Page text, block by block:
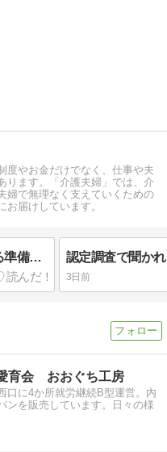
度やお金だけでなく、仕事や夫
ります。「介護夫婦」では、介
婦で無理なく支えていくための
届けしています。
主治医意見書とは？家族ができる準備と伝え方
3日前
育会 おおぐち工房
口に4か所就労継続B型運営。内
ンを販売しています。日々の様